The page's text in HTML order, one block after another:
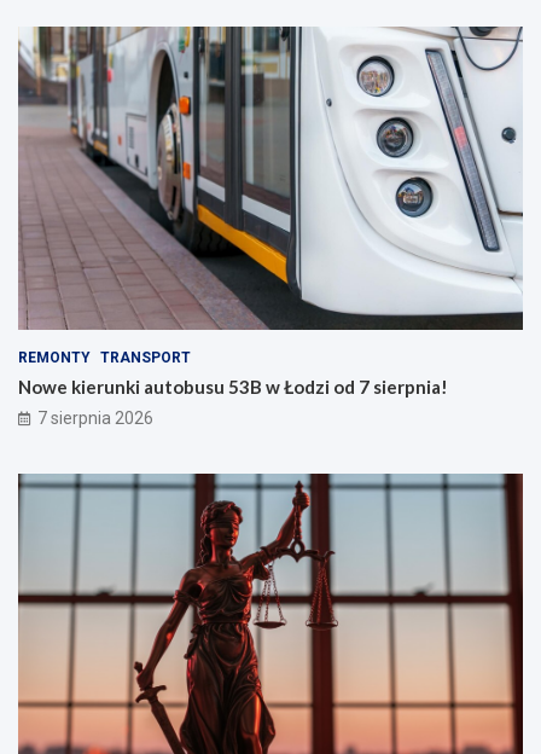
REMONTY TRANSPORT
Nowe kierunki autobusu 53B w Łodzi od 7 sierpnia!
7 sierpnia 2026